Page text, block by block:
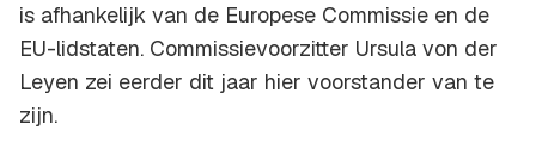
is afhankelijk van de Europese Commissie en de
EU-lidstaten. Commissievoorzitter Ursula von der
Leyen zei eerder dit jaar hier voorstander van te
zijn.